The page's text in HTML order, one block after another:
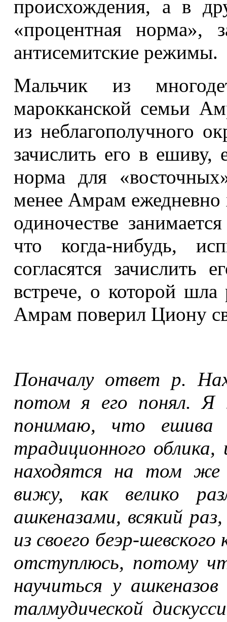
происхождения, а в
«процентная норма»,
антисемитские режимы.
Мальчик из
марокканской семьи
из неблагополучного
зачислить его в ешиву,
норма для
менее Амрам ежедневно
одиночестве
что когда-нибудь,
согласятся
встрече, о которой
Амрам поверил Циону
Поначалу ответ р.
потом я его понял. Я
понимаю, что ешива
традиционного
находятся на том
вижу, как велико
ашкеназами, всякий
из своего беэр-
отступлюсь, потому
научиться у
талмудической